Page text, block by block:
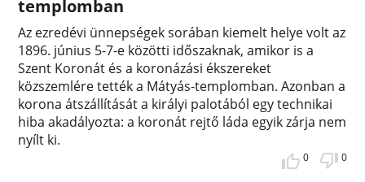
templomban
Az ezredévi ünnepségek sorában kiemelt helye volt az
1896. június 5-7-e közötti időszaknak, amikor is a
Szent Koronát és a koronázási ékszereket
közszemlére tették a Mátyás-templomban. Azonban a
korona átszállítását a királyi palotából egy technikai
hiba akadályozta: a koronát rejtő láda egyik zárja nem
nyílt ki.
0 0